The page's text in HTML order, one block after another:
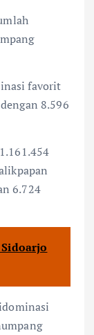
favorit
8.596
6.724